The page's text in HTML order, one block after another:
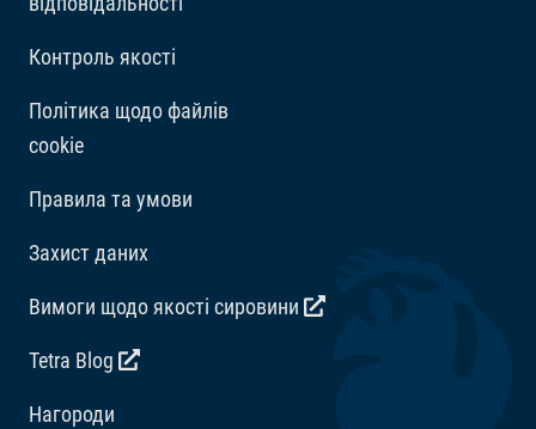
мг/кг. Сполуки мікроелементів: E5 Марганець 67
мг/кг, E6 Цинк 40 мг/кг, E1 Залізо 26 мг/кг.
Барвники, Консерванти, Антиоксиданти.
Контроль якості
Політика щодо файлів
cookie
Правила та умови
Захист даних
Вимоги щодо якості сировини
Tetra Blog
Hагороди